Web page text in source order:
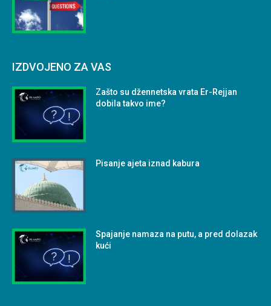
IZDVOJENO ZA VAS
Zašto su džennetska vrata Er-Rejjan
dobila takvo ime?
Pisanje ajeta iznad kabura
Spajanje namaza na putu, a pred dolazak
kući